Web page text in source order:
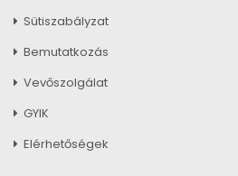
Sütiszabályzat
Bemutatkozás
Vevőszolgálat
GYIK
Elérhetőségek